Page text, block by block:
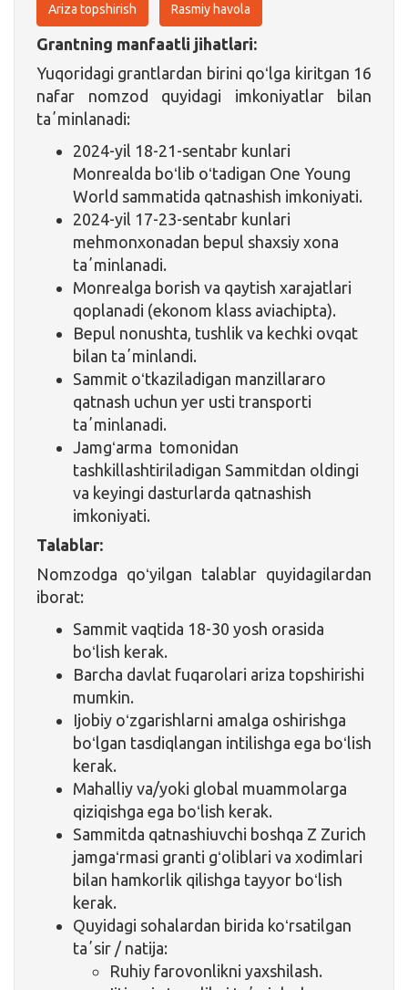
Ariza topshirish Rasmiy havola
Grantning manfaatli jihatlari:
Yuqoridagi grantlardan birini qoʻlga kiritgan 16
nafar nomzod quyidagi imkoniyatlar bilan
taʼminlanadi:
2024-yil 18-21-sentabr kunlari
Monrealda boʻlib oʻtadigan One Young
World sammatida qatnashish imkoniyati.
2024-yil 17-23-sentabr kunlari
mehmonxonadan bepul shaxsiy xona
taʼminlanadi.
Monrealga borish va qaytish xarajatlari
qoplanadi (ekonom klass aviachipta).
Bepul nonushta, tushlik va kechki ovqat
bilan taʼminlandi.
Sammit oʻtkaziladigan manzillararo
qatnash uchun yer usti transporti
taʼminlanadi.
Jamgʻarma tomonidan
tashkillashtiriladigan Sammitdan oldingi
va keyingi dasturlarda qatnashish
imkoniyati.
Talablar:
Nomzodga qoʻyilgan talablar quyidagilardan
iborat:
Sammit vaqtida 18-30 yosh orasida
boʻlish kerak.
Barcha davlat fuqarolari ariza topshirishi
mumkin.
Ijobiy oʻzgarishlarni amalga oshirishga
boʻlgan tasdiqlangan intilishga ega boʻlish
kerak.
Mahalliy va/yoki global muammolarga
qiziqishga ega boʻlish kerak.
Sammitda qatnashiuvchi boshqa Z Zurich
jamgaʻrmasi granti gʻoliblari va xodimlari
bilan hamkorlik qilishga tayyor boʻlish
kerak.
Quyidagi sohalardan birida koʻrsatilgan
taʼsir / natija:
Ruhiy farovonlikni yaxshilash.